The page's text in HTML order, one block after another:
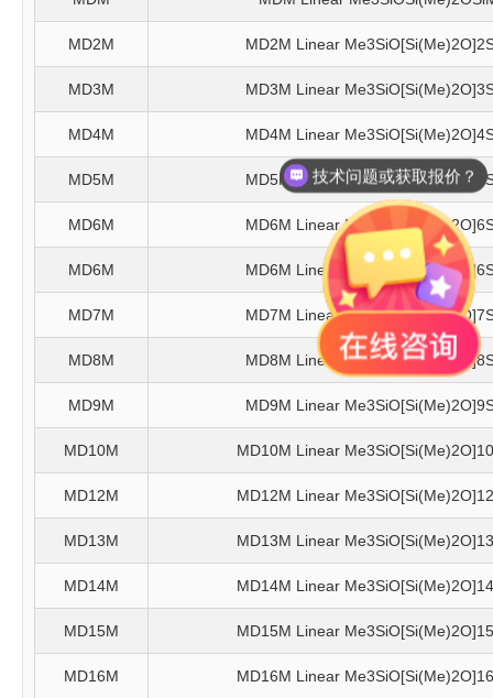
MD2M MD2M Linear
MD3M MD3M Linear
MD4M MD4M Linear
MD5M MD5M Linear
MD6M MD6M Linear
MD6M MD6M Linear
MD7M MD7M Linear
MD8M MD8M Linear
MD9M MD9M Linear
MD10M MD10M Linear
MD12M MD12M Linear
MD13M MD13M Linear
MD14M MD14M Linear
MD15M MD15M Linear
MD16M MD16M Linear
技术问题或获取报价？